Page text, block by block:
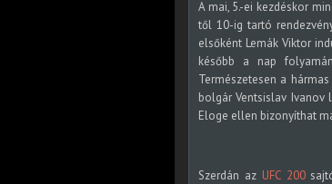
A mai, 5.-ei kezdéskor
től 10-ig tartó
elsőként Lemák Viktor
később a nap
Természetesen a
bolgár Ventsislav Ivanov
Eloge ellen bizonyíthat
Szerdán az UFC 200